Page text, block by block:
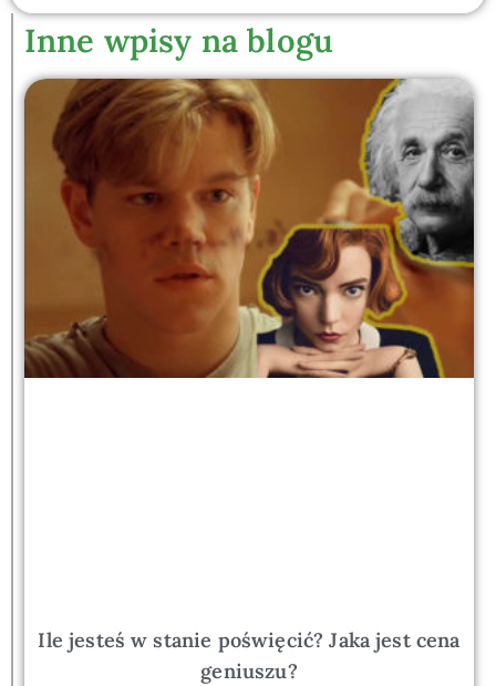
Inne wpisy na blogu
Ile jesteś w stanie poświęcić? Jaka jest cena
geniuszu?